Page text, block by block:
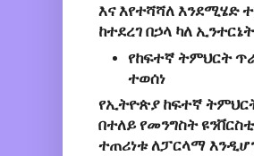
እና እየተሻሻለ እንደሚሄድ
ከተደረገ በኃላ ካለ
የከፍተኛ ትምህርት
ተወሰነ
የኢትዮጵያ ከፍተኛ
በተለይ የመንግስት
ተጠሪነቱ ለፓርላማ